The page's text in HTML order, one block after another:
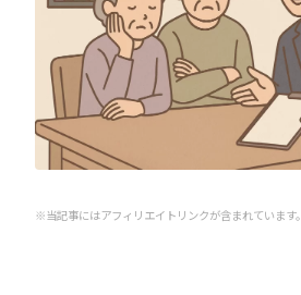
※当記事にはアフィリエイトリンクが含まれています。